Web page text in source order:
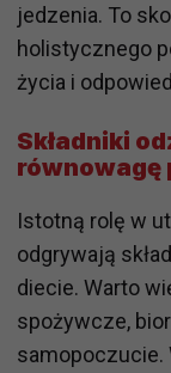
jedzenia. To
holistycznego
życia i
Składniki
równowagę
Istotną rolę w
odgrywają
diecie. Warto
spożywcze,
samopoczucie.